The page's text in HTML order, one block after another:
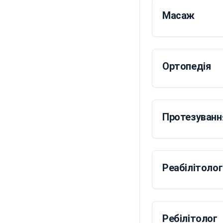
Масаж
Ортопедія
Ребілітолог